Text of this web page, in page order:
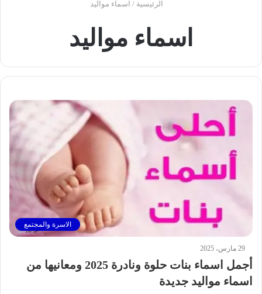
الرئيسية / اسماء مواليد
اسماء مواليد
الاسرة والمجتمع
29 مارس، 2025
أجمل اسماء بنات حلوة ونادرة 2025 ومعانيها من
اسماء مواليد جديدة